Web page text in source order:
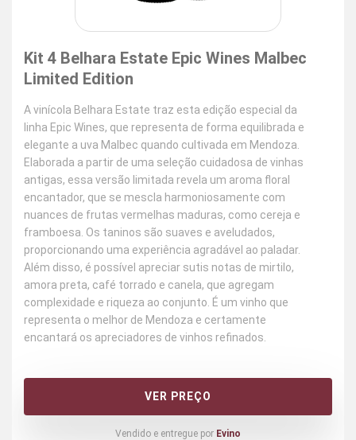
Kit 4 Belhara Estate Epic Wines Malbec
Limited Edition
A vinícola Belhara Estate traz esta edição especial da
linha Epic Wines, que representa de forma equilibrada e
elegante a uva Malbec quando cultivada em Mendoza.
Elaborada a partir de uma seleção cuidadosa de vinhas
antigas, essa versão limitada revela um aroma floral
encantador, que se mescla harmoniosamente com
nuances de frutas vermelhas maduras, como cereja e
framboesa. Os taninos são suaves e aveludados,
proporcionando uma experiência agradável ao paladar.
Além disso, é possível apreciar sutis notas de mirtilo,
amora preta, café torrado e canela, que agregam
complexidade e riqueza ao conjunto. É um vinho que
representa o melhor de Mendoza e certamente
encantará os apreciadores de vinhos refinados.
VER PREÇO
Vendido e entregue por Evino